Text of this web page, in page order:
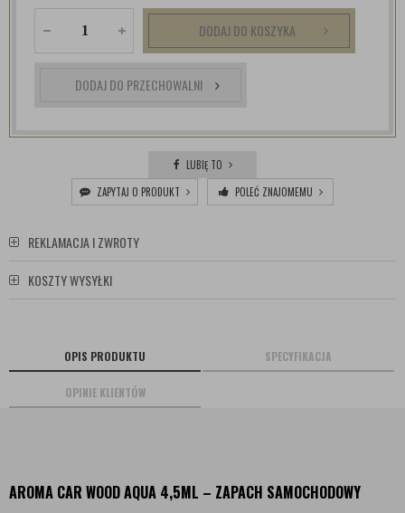
DODAJ DO KOSZYKA
DODAJ DO PRZECHOWALNI
LUBIĘ TO
ZAPYTAJ O PRODUKT
POLEĆ ZNAJOMEMU
REKLAMACJA I ZWROTY
KOSZTY WYSYŁKI
OPIS PRODUKTU SPECYFIKACJA
OPINIE KLIENTÓW
AROMA CAR WOOD AQUA 4,5ML – ZAPACH SAMOCHODOWY